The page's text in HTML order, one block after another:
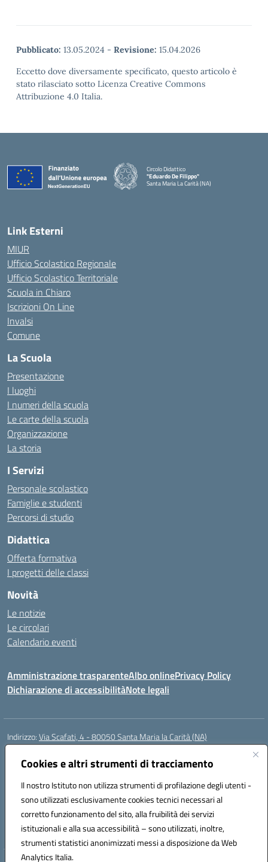
Cookies e altri strumenti di tracciamento
Il nostro Istituto non utilizza strumenti di profilazione degli utenti -
sono utilizzati esclusivamente cookies tecnici necessari al
corretto funzionamento del sito, alla fruibilità dei servizi
istituzionali e alla sua accessibilità – sono utilizzati, inoltre,
strumenti statistici anonimizzati messi a disposizione da Web
Analytics Italia.
Pubblicato: 13.05.2024 - Revisione: 15.04.2026
Eccetto dove diversamente specificato, questo articolo è
stato rilasciato sotto Licenza Creative Commons
Attribuzione 4.0 Italia.
Circolo Didattico
"Eduardo De Filippo"
Santa Maria La Carità (NA)
Link Esterni
MIUR
Ufficio Scolastico Regionale
Ufficio Scolastico Territoriale
Scuola in Chiaro
Iscrizioni On Line
Invalsi
Comune
La Scuola
Presentazione
I luoghi
I numeri della scuola
Le carte della scuola
Organizzazione
La storia
I Servizi
Personale scolastico
Famiglie e studenti
Percorsi di studio
Didattica
Offerta formativa
I progetti delle classi
Novità
Le notizie
Le circolari
Calendario eventi
Amministrazione trasparenteAlbo onlinePrivacy Policy
Dichiarazione di accessibilitàNote legali
Indirizzo:Via Scafati, 4 - 80050 Santa Maria la Carità (NA)
Centralino:
Posta elettronica certificata (PEC):NAEE21900T@pec.istruzione.it
Codice fiscale: 90016250632
Codice meccanografico:NAEE21900T
Codice Indice delle Pubbliche Amministrazioni (IPA): istsc_naee21900t
Codice unico di fatturazione (CUF): UFZ0X6